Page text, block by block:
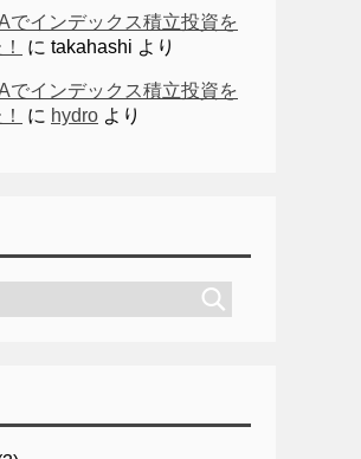
でインデックス積立投資を
に takahashi より
でインデックス積立投資を
に hydro より